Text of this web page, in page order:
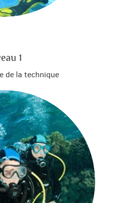
1
de la technique